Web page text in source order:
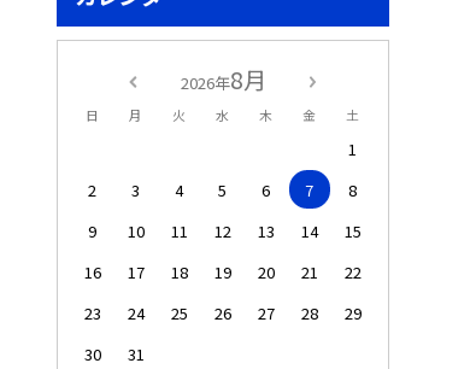
2026年8月
日 月 火 水 木 金 土
1
2
3 4 5 6 7
8
9
10 11 12 13 14
15
16
17 18 19 20 21
22
23
24 25 26 27 28
29
30
31